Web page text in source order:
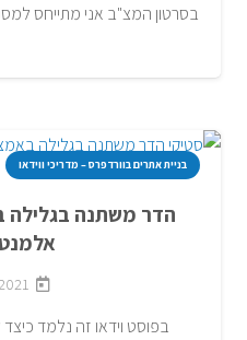
בסרטון המצ"ב אני מתייחס
בניית אתרים בוורדפרס – מדריכי ווידאו
הדר משתנה בגלילה
בפוסט וידאו זה נלמד